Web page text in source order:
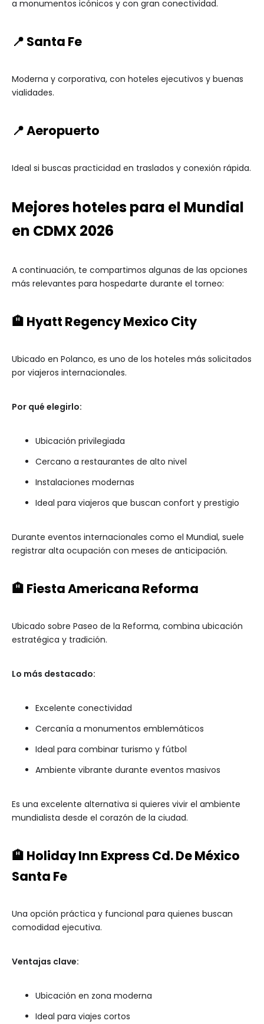
a monumentos icónicos y con gran conectividad.
📍 Santa Fe
Moderna y corporativa, con hoteles ejecutivos y buenas
vialidades.
📍 Aeropuerto
Ideal si buscas practicidad en traslados y conexión rápida.
Mejores hoteles para el Mundial
en CDMX 2026
A continuación, te compartimos algunas de las opciones
más relevantes para hospedarte durante el torneo:
🏨 Hyatt Regency Mexico City
Ubicado en Polanco, es uno de los hoteles más solicitados
por viajeros internacionales.
Por qué elegirlo:
Ubicación privilegiada
Cercano a restaurantes de alto nivel
Instalaciones modernas
Ideal para viajeros que buscan confort y prestigio
Durante eventos internacionales como el Mundial, suele
registrar alta ocupación con meses de anticipación.
🏨 Fiesta Americana Reforma
Ubicado sobre Paseo de la Reforma, combina ubicación
estratégica y tradición.
Lo más destacado:
Excelente conectividad
Cercanía a monumentos emblemáticos
Ideal para combinar turismo y fútbol
Ambiente vibrante durante eventos masivos
Es una excelente alternativa si quieres vivir el ambiente
mundialista desde el corazón de la ciudad.
🏨 Holiday Inn Express Cd. De México
Santa Fe
Una opción práctica y funcional para quienes buscan
comodidad ejecutiva.
Ventajas clave:
Ubicación en zona moderna
Ideal para viajes cortos